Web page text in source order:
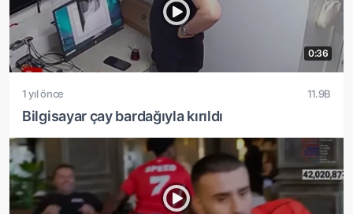
0:36
1 yıl önce 11.9B
Bilgisayar çay bardağıyla kırıldı